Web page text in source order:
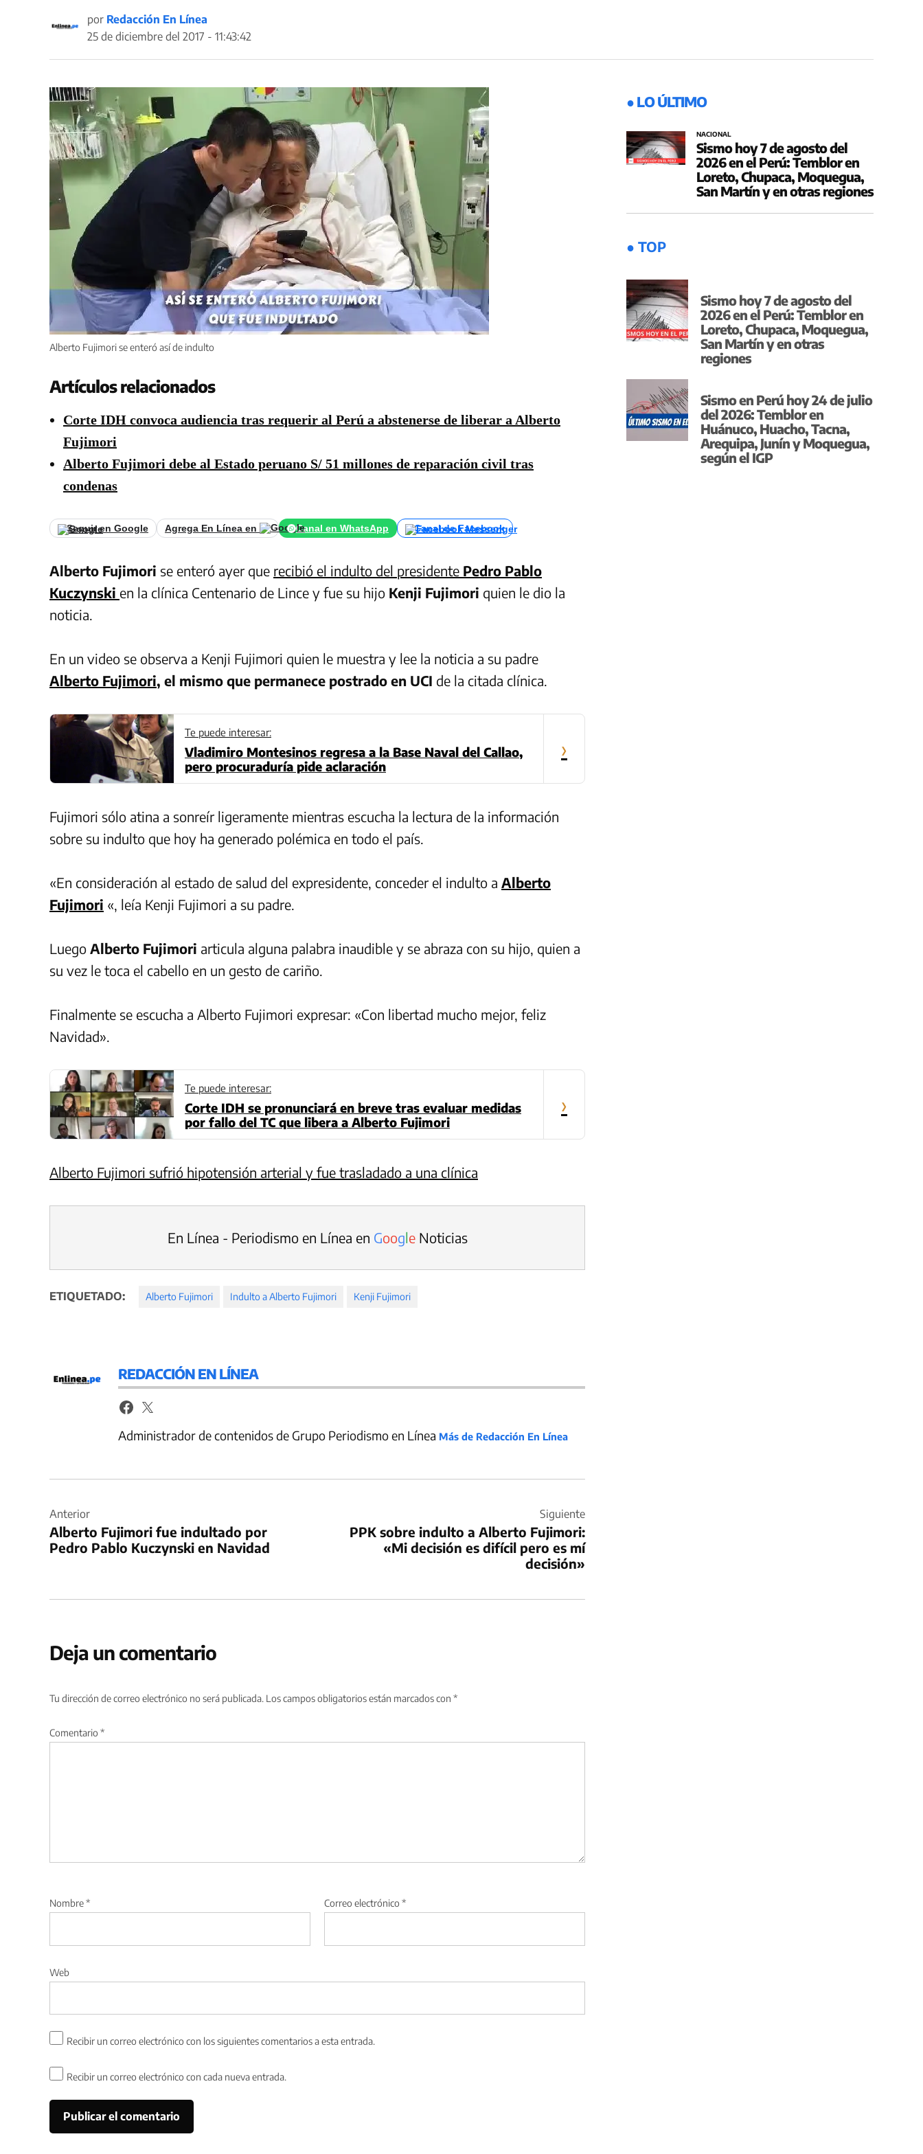
por Redacción En Línea
25 de diciembre del 2017 - 11:43:42
Alberto Fujimori se enteró así de indulto
Artículos relacionados
Corte IDH convoca audiencia tras requerir al Perú a abstenerse de liberar a Alberto
Fujimori
Alberto Fujimori debe al Estado peruano S/ 51 millones de reparación civil tras
condenas
Seguir en Google Agrega En Línea en Canal en WhatsApp Canal de Facebook
Alberto Fujimori se enteró ayer que recibió el indulto del presidente Pedro Pablo
Kuczynski en la clínica Centenario de Lince y fue su hijo Kenji Fujimori quien le dio la
noticia.
En un video se observa a Kenji Fujimori quien le muestra y lee la noticia a su padre
Alberto Fujimori, el mismo que permanece postrado en UCI de la citada clínica.
Te puede interesar:
Vladimiro Montesinos regresa a la Base Naval del Callao,
pero procuraduría pide aclaración
›
Fujimori sólo atina a sonreír ligeramente mientras escucha la lectura de la información
sobre su indulto que hoy ha generado polémica en todo el país.
«En consideración al estado de salud del expresidente, conceder el indulto a Alberto
Fujimori «, leía Kenji Fujimori a su padre.
Luego Alberto Fujimori articula alguna palabra inaudible y se abraza con su hijo, quien a
su vez le toca el cabello en un gesto de cariño.
Finalmente se escucha a Alberto Fujimori expresar: «Con libertad mucho mejor, feliz
Navidad».
Te puede interesar:
Corte IDH se pronunciará en breve tras evaluar medidas
por fallo del TC que libera a Alberto Fujimori
›
Alberto Fujimori sufrió hipotensión arterial y fue trasladado a una clínica
En Línea - Periodismo en Línea en GoogleNoticias
ETIQUETADO: Alberto Fujimori Indulto a Alberto Fujimori Kenji Fujimori
REDACCIÓN EN LÍNEA
Administrador de contenidos de Grupo Periodismo en Línea Más de Redacción En Línea
de
entradas
Anterior
Alberto Fujimori fue indultado por
Pedro Pablo Kuczynski en Navidad
Siguiente
PPK sobre indulto a Alberto Fujimori:
«Mi decisión es difícil pero es mí
decisión»
Deja un comentario
Tu dirección de correo electrónico no será publicada. Los campos obligatorios están marcados con *
Comentario *
Nombre* Correo electrónico *
Web
Recibir un correo electrónico con los siguientes comentarios a esta entrada.
Recibir un correo electrónico con cada nueva entrada.
● LO ÚLTIMO
NACIONAL
Sismo hoy 7 de agosto del
2026 en el Perú: Temblor en
Loreto, Chupaca, Moquegua,
San Martín y en otras regiones
● TOP
Sismo hoy 7 de agosto del
2026 en el Perú: Temblor en
Loreto, Chupaca, Moquegua,
San Martín y en otras
regiones
Sismo en Perú hoy 24 de julio
del 2026: Temblor en
Huánuco, Huacho, Tacna,
Arequipa, Junín y Moquegua,
según el IGP